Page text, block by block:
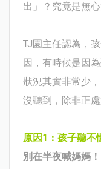
出」？究竟是無
TJ 園主任認為，
因，有時候是因
狀況其實非常少
沒聽到，除非正
原因 1 ：孩子聽不
別在半夜喊媽媽！